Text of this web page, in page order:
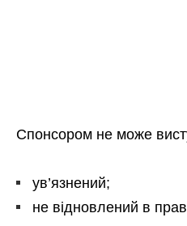
Спонсором не може
ув’язнений;
не відновлений в